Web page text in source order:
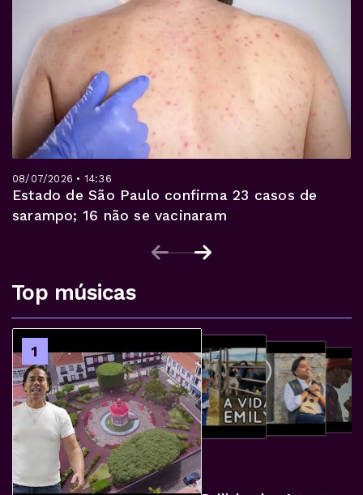
08/07/2026 • 14:36
Estado de São Paulo confirma 23 casos de
sarampo; 16 não se vacinaram
Top músicas
1 3
4